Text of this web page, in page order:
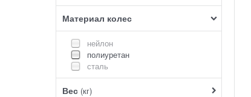
Материал колес
нейлон
полиуретан
сталь
Вес (кг)